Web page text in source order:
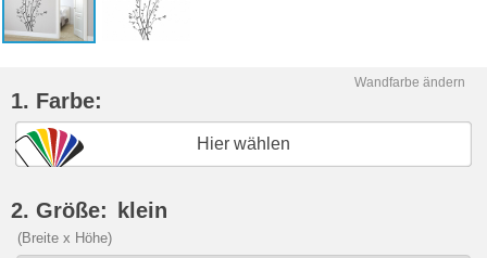
Wandfarbe ändern
1. Farbe:
Hier wählen
2. Größe: klein
(Breite x Höhe)